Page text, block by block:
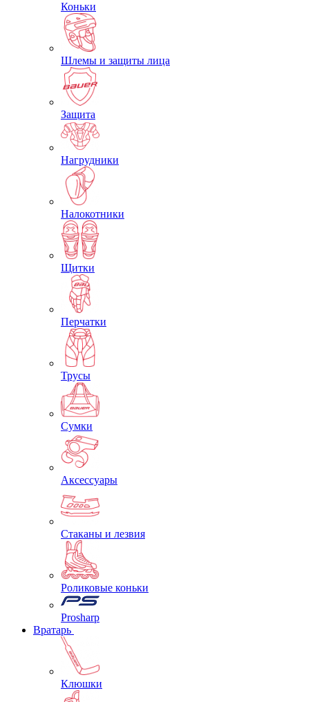
Коньки
Шлемы и защиты лица
Защита
Нагрудники
Налокотники
Щитки
Перчатки
Трусы
Сумки
Аксессуары
Стаканы и лезвия
Роликовые коньки
Prosharp
Вратарь
Клюшки